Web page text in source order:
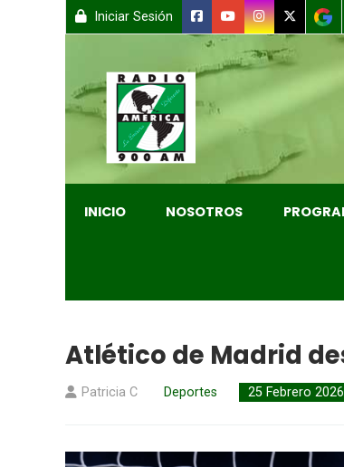
Iniciar Sesión
INICIO NOSOTROS
Atlético de Madrid
Patricia C Deportes 25 Febrero 2026